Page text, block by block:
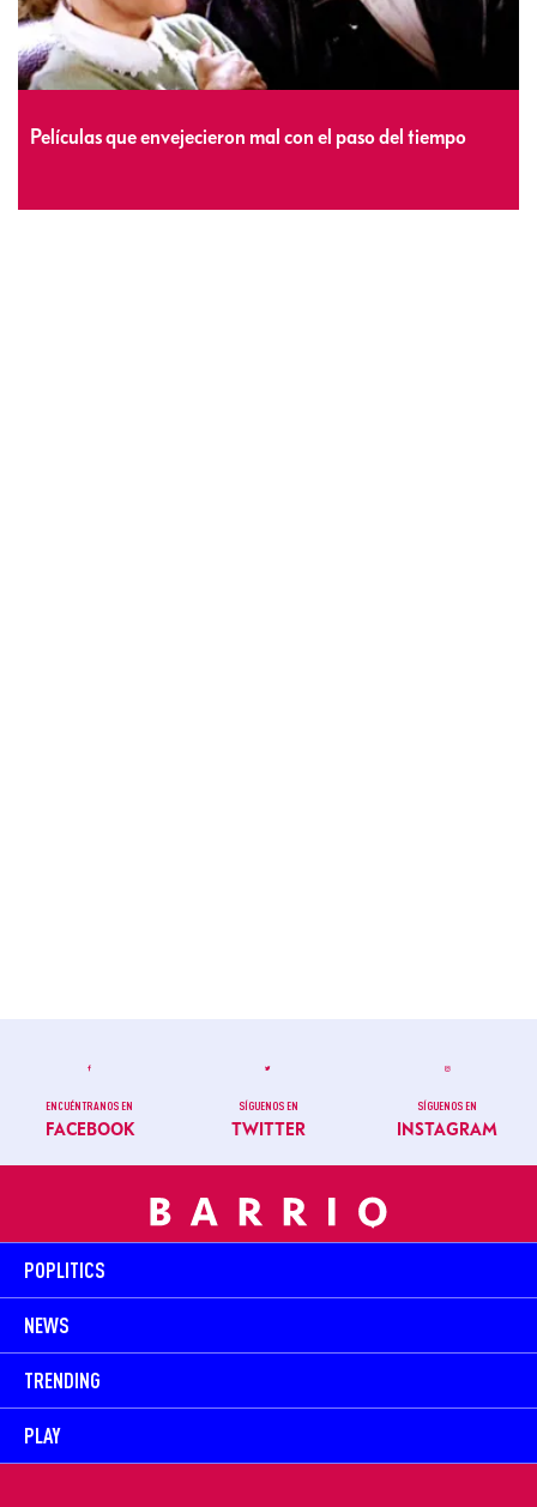
Películas que envejecieron mal con el paso del tiempo
ENCUÉNTRANOS EN
FACEBOOK
SÍGUENOS EN
TWITTER
SÍGUENOS EN
INSTAGRAM
POPLITICS
NEWS
TRENDING
PLAY